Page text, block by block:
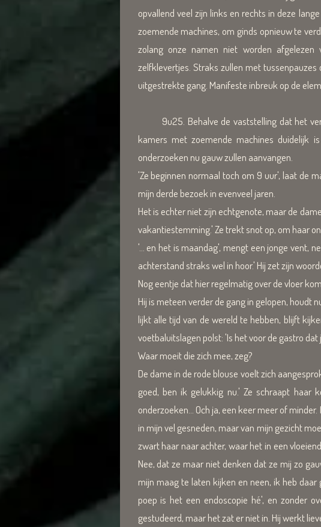
opvallend veel zijn links en rechts in deze
zoemende machines, om ginds opnieuw te
zolang onze namen niet worden
zelfklevertjes. Straks zullen met
uitgestrekte gang. Manifeste inbreuk op de
9u25. Behalve de vaststelling dat het
kamers met zoemende machines duidelijk
onderzoeken nu gauw zullen aanvangen.
'Ze beginnen normaal toch om 9 uur', laat de
míjn derde bezoek in evenveel jaren.
Het is echter niet zijn echtgenote, maar de
vakantiestemming.' Ze trekt snot op, om haar
'… en het is maandag', mengt een jonge vent,
achterstand straks wel in hoor.' Hij zet zijn
Nog eentje dat hier regelmatig over de vloer
Hij is meteen verder de gang in gelopen, houdt
lijkt alle tijd van de wereld te hebben, blijft
voetbaluitslagen polst: 'Is het voor de gastro
Waar moeit die zich mee, zeg?
De dame in de rode blouse voelt zich
goed, ben ik gelukkig nu.' Ze schraapt
onderzoeken... Och ja, een keer meer of
in mijn vel gesneden, maar van mijn gezicht
zwart haar naar achter, waar het in een
Nee, dat ze maar niet denken dat ze mij zo
mijn maag te laten kijken en neen, ik heb daar
poep is het een endoscopie hé', en zonder
gestudeerd, maar het zat er niet in. Hij werkt